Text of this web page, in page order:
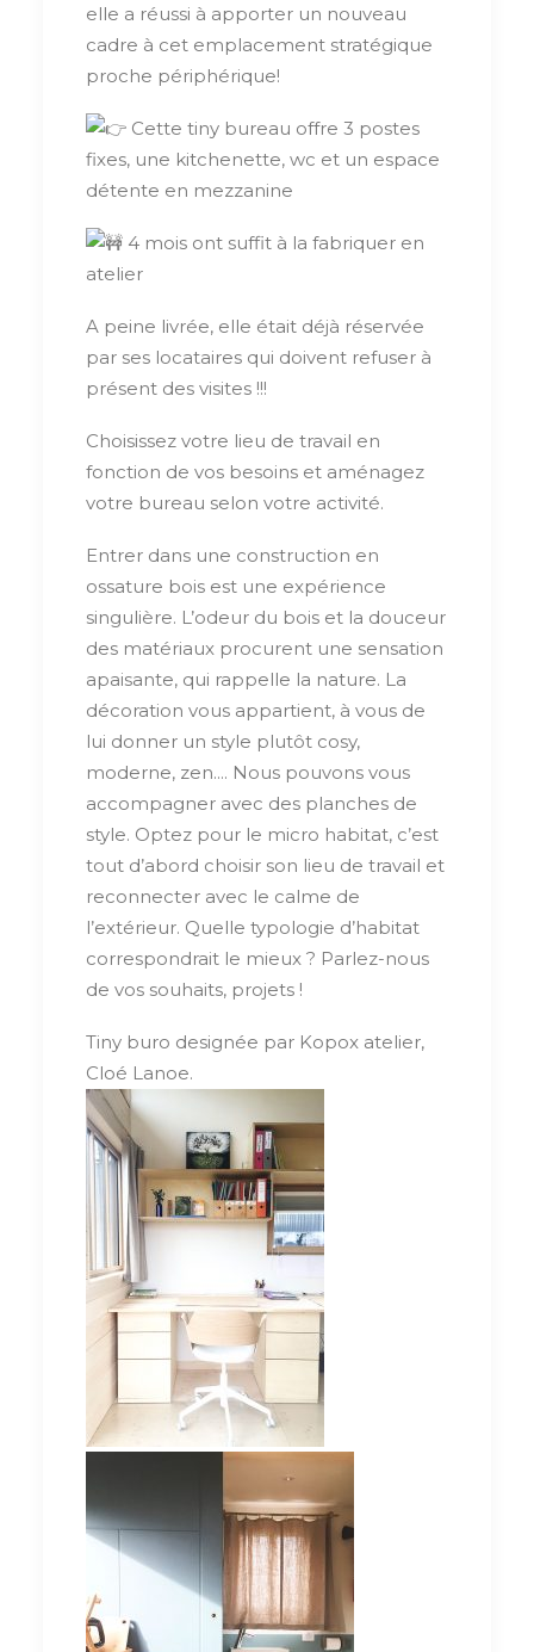
elle a réussi à apporter un nouveau
cadre à cet emplacement stratégique
proche périphérique!
Cette tiny bureau offre 3 postes
fixes, une kitchenette, wc et un espace
détente en mezzanine
4 mois ont suffit à la fabriquer en
atelier
A peine livrée, elle était déjà réservée
par ses locataires qui doivent refuser à
présent des visites !!!
Choisissez votre lieu de travail en
fonction de vos besoins et aménagez
votre bureau selon votre activité.
Entrer dans une construction en
ossature bois est une expérience
singulière. L’odeur du bois et la douceur
des matériaux procurent une sensation
apaisante, qui rappelle la nature. La
décoration vous appartient, à vous de
lui donner un style plutôt cosy,
moderne, zen.... Nous pouvons vous
accompagner avec des planches de
style. Optez pour le micro habitat, c’est
tout d’abord choisir son lieu de travail et
reconnecter avec le calme de
l’extérieur. Quelle typologie d’habitat
correspondrait le mieux ? Parlez-nous
de vos souhaits, projets !
Tiny buro designée par Kopox atelier,
Cloé Lanoe.